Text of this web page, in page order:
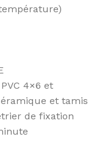
4×6 et
et tamis
de fixation